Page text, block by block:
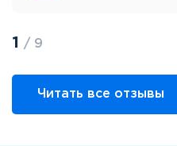
1 / 9
Читать все отзывы